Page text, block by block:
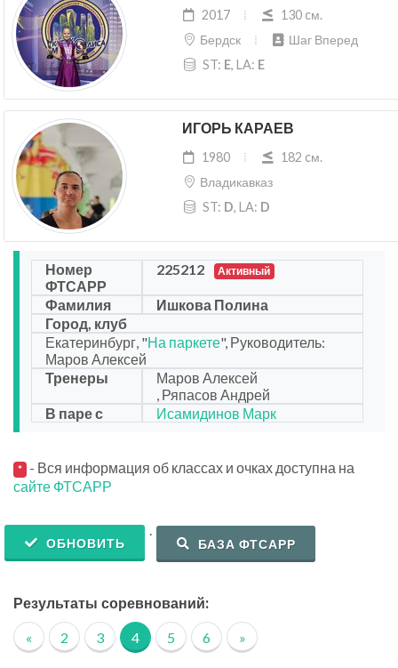
2017
130 cм.
Бердск
Шаг Вперед
ST: E, LA: E
ИГОРЬ КАРАЕВ
1980
182 cм.
Владикавказ
ST: D, LA: D
Номер
ФТСАРР
225212 Активный
Фамилия
Ишкова Полина
Город, клуб
Екатеринбург, "На паркете", Руководитель:
Маров Алексей
Тренеры
Маров Алексей
, Ряпасов Андрей
В паре с
Исамидинов Марк
* - Вся информация об классах и очках доступна на
сайте ФТСАРР
ОБНОВИТЬ
.
БАЗА ФТСАРР
Результаты соревнований:
« 2 3 4 5 6 »